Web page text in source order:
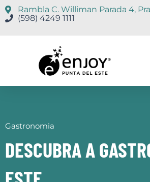
Rambla C. Williman Parada 4,
(598) 4249 1111
Gastronomia
DESCUBRA A